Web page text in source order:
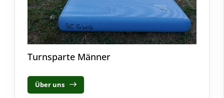
Turnsparte Männer
Über uns